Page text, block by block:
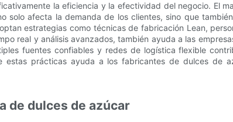
la eficiencia y la efectividad del negocio. El
afecta la demanda de los clientes, sino que
estrategias como técnicas de fabricación Lean,
real y análisis avanzados, también ayuda a las
fuentes confiables y redes de logística flexible
prácticas ayuda a los fabricantes de dulces de
de dulces de azúcar